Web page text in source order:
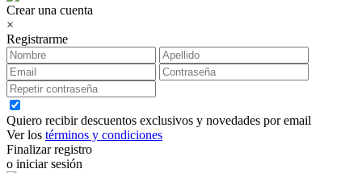
Crear una cuenta
×
Registrarme
Quiero recibir descuentos exclusivos y novedades por email
Ver los términos y condiciones
Finalizar registro
o iniciar sesión